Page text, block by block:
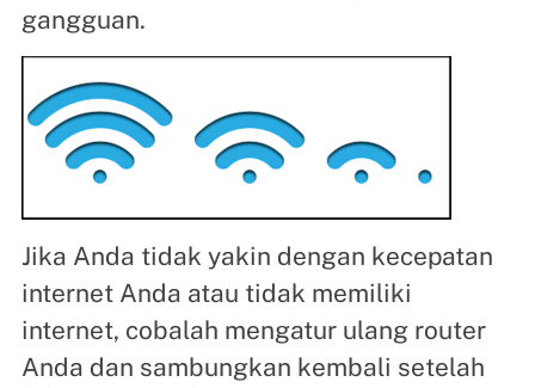
gangguan.
Jika Anda tidak yakin dengan kecepatan
internet Anda atau tidak memiliki
internet, cobalah mengatur ulang router
Anda dan sambungkan kembali setelah